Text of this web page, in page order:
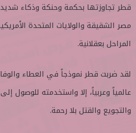
قطر تجاوزتها بحكمة وحنكة وذكاء
مصر الشقيقة والولايات المتحدة
المراحل بعقلانية.
لقد ضربت قطر نموذجاً في العطاء
عالمياً وعربياً، إلا واستخدمته للوصول
والتجويع والقتل بلا رحمة.